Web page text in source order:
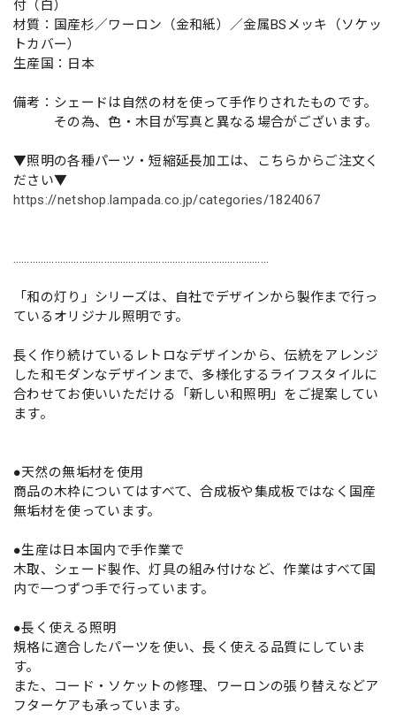
付（白）
材質：国産杉／ワーロン（金和紙）／金属BSメッキ（ソケッ
トカバー）
生産国：日本
備考：シェードは自然の材を使って手作りされたものです。
その為、色・木目が写真と異なる場合がございます。
▼照明の各種パーツ・短縮延長加工は、こちらからご注文く
ださい▼
https://netshop.lampada.co.jp/categories/1824067
「和の灯り」シリーズは、自社でデザインから製作まで行っ
ているオリジナル照明です。
長く作り続けているレトロなデザインから、伝統をアレンジ
した和モダンなデザインまで、多様化するライフスタイルに
合わせてお使いいただける「新しい和照明」をご提案してい
ます。
●天然の無垢材を使用
商品の木枠についてはすべて、合成板や集成板ではなく国産
無垢材を使っています。
●生産は日本国内で手作業で
木取、シェード製作、灯具の組み付けなど、作業はすべて国
内で一つずつ手で行っています。
●長く使える照明
規格に適合したパーツを使い、長く使える品質にしていま
す。
また、コード・ソケットの修理、ワーロンの張り替えなどア
フターケアも承っています。